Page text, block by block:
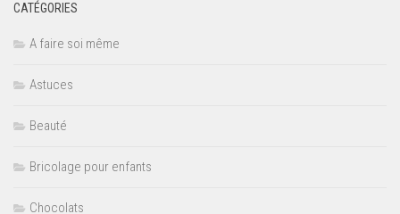
CATÉGORIES
A faire soi même
Astuces
Beauté
Bricolage pour enfants
Chocolats